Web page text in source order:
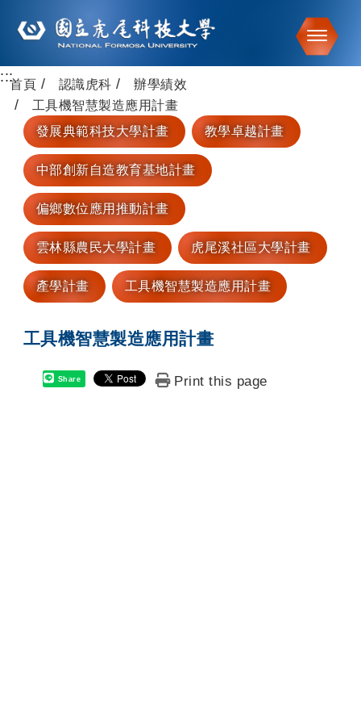
跳到主要內容
:::首頁 認識虎科
辦學績效
工具機智慧製造應用計畫
發展典範科技大學計畫
教學卓越計畫
中部創新自造教育基地計畫
偏鄉數位應用推動計畫
雲林縣農民大學計畫 虎尾溪社區大學計畫
產學計畫 工具機智慧製造應用計畫
工具機智慧製造應用計畫
Share Print this page